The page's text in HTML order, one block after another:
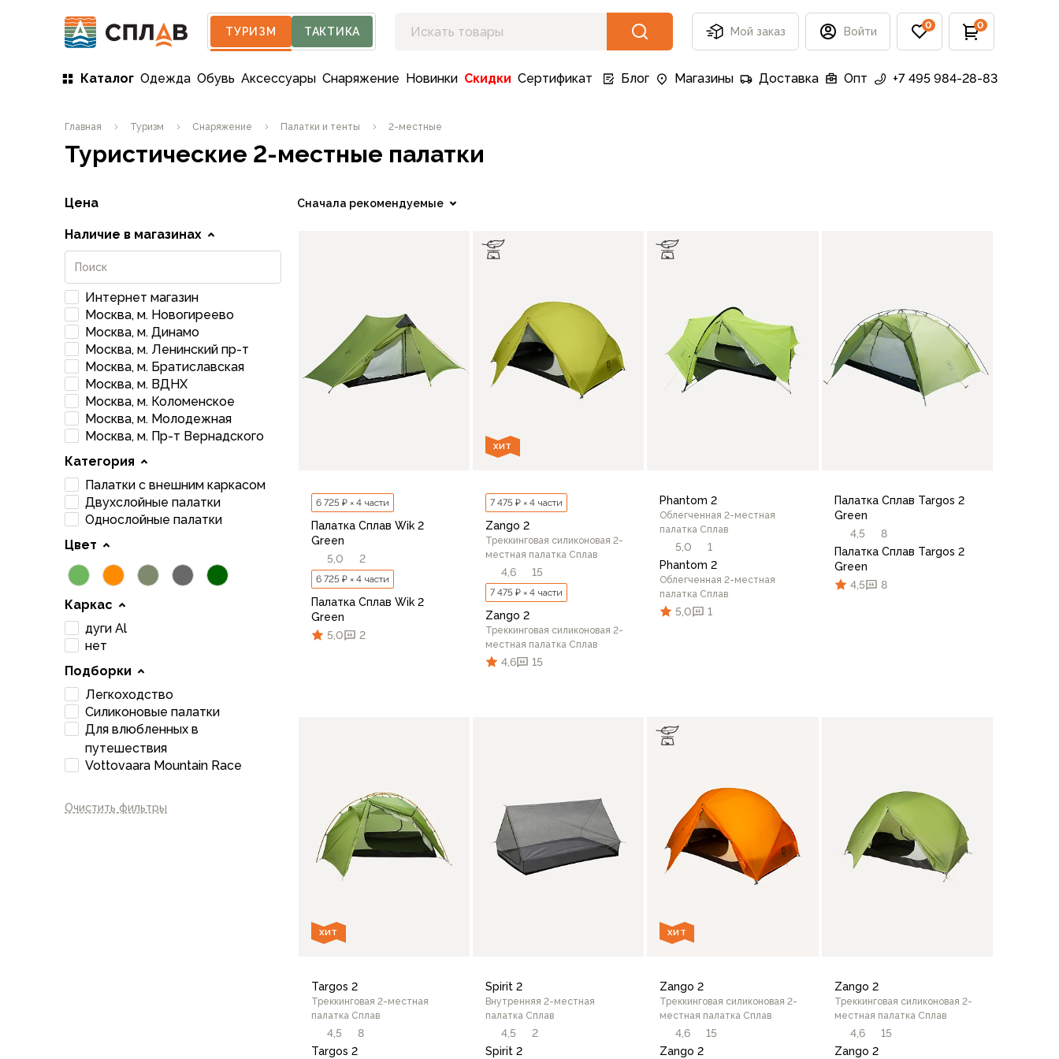
ТУРИЗМ ТАКТИКА Мой заказ Войти 0 0
Каталог
Мужская одежда
Куртки
Мембранные куртки
Флисовые куртки
Беговые и спортивные
Пончо и дождевики
Пуховые куртки
Куртки с синтетическим утеплителем
Жилеты
Брюки
Мембранные брюки
Брюки софтшелл и ветрозащита
Флисовые брюки
Беговые и спортивные
Шорты
Брюки с синтетическим утеплителем
Термобелье
Термофутболки
Термокальсоны
Термотрусы
Комбинезоны, изотермики
Футболки, лонгсливы
Рубашки
Толстовки, худи
Нижнее белье
Спелеокомбинезоны
Женская одежда
Куртки
Мембранные куртки
Куртки софтшелл и ветрозащита
Флисовые куртки
Беговые и спортивные
Пончо и дождевики
Пуховые куртки
Жилеты
Одежда Обувь Аксессуары Снаряжение Новинки Скидки Сертификат Блог Магазины Доставка Опт +7 495 984-28-83
Главная Туризм Снаряжение Палатки и тенты 2-местные
Туристические 2-местные палатки
Цена
Наличие в магазинах
Интернет магазин
Москва, м. Новогиреево
Москва, м. Динамо
Москва, м. Ленинский пр-т
Москва, м. Братиславская
Москва, м. ВДНХ
Москва, м. Коломенское
Москва, м. Молодежная
Москва, м. Пр-т Вернадского
Категория
Палатки с внешним каркасом
Двухслойные палатки
Однослойные палатки
Цвет
Каркас
дуги Al
нет
Подборки
Легкоходство
Силиконовые палатки
Для влюбленных в
путешествия
Vottovaara Mountain Race
Очистить фильтры
Сначала рекомендуемые
6 725 ₽ × 4 части
Палатка Сплав Wik 2
Green
5,0
2
6 725 ₽ × 4 части
Палатка Сплав Wik 2
Green
5,0
2
ХИТ
7 475 ₽ × 4 части
Zango 2
Треккинговая силиконовая 2-
местная палатка Сплав
4,6 15
7 475 ₽ × 4 части
Zango 2
Треккинговая силиконовая 2-
местная палатка Сплав
4,6 15
Phantom 2
Облегченная 2-местная
палатка Сплав
5,0
1
Phantom 2
Облегченная 2-местная
палатка Сплав
5,0 1
Палатка Сплав Targos 2
Green
4,5
8
Палатка Сплав Targos 2
Green
4,5
8
ХИТ
Targos 2
Треккинговая 2-местная
палатка Сплав
4,5
8
Targos 2
Spirit 2
Внутренняя 2-местная
палатка Сплав
4,5
2
Spirit 2
ХИТ
Zango 2
Треккинговая силиконовая 2-
местная палатка Сплав
4,6
15
Zango 2
Zango 2
Треккинговая силиконовая 2-
местная палатка Сплав
4,6
15
Zango 2